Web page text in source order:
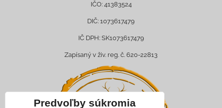
IČO: 41383524
DIČ: 1073617479
IČ DPH: SK1073617479
Zapísaný v živ. reg. č. 620-22813
Predvoľby súkromia